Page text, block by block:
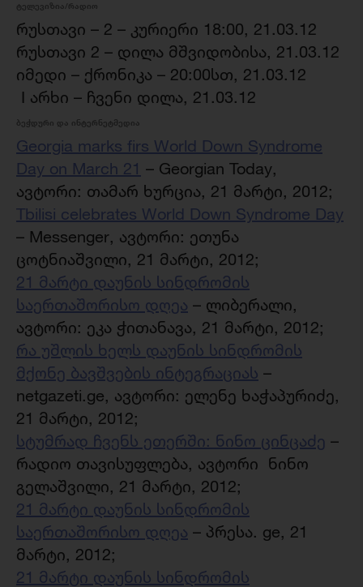
ტელევიზია/რადიო
რუსთავი – 2 – კურიერი 18:00, 21.03.12
რუსთავი 2 – დილა მშვიდობისა, 21.03.12
იმედი – ქრონიკა – 20:00სთ, 21.03.12
I არხი – ჩვენი დილა, 21.03.12
ბეჭდური და ინტერნეტმედია
Georgia marks firs World Down Syndrome
Day on March 21 – Georgian Today,
ავტორი: თამარ ხურცია, 21 მარტი, 2012;
Tbilisi celebrates World Down Syndrome Day
– Messenger, ავტორი: ეთუნა
ცოტნიაშვილი, 21 მარტი, 2012;
21 მარტი დაუნის სინდრომის
საერთაშორისო დღეა – ლიბერალი,
ავტორი: ეკა ჭითანავა, 21 მარტი, 2012;
რა უშლის ხელს დაუნის სინდრომის
მქონე ბავშვების ინტეგრაციას –
netgazeti.ge, ავტორი: ელენე ხაჭაპურიძე,
21 მარტი, 2012;
სტუმრად ჩვენს ეთერში: ნინო ცინცაძე –
რადიო თავისუფლება, ავტორი ნინო
გელაშვილი, 21 მარტი, 2012;
21 მარტი დაუნის სინდრომის
საერთაშორისო დღეა – პრესა. ge, 21
მარტი, 2012;
21 მარტი დაუნის სინდრომის